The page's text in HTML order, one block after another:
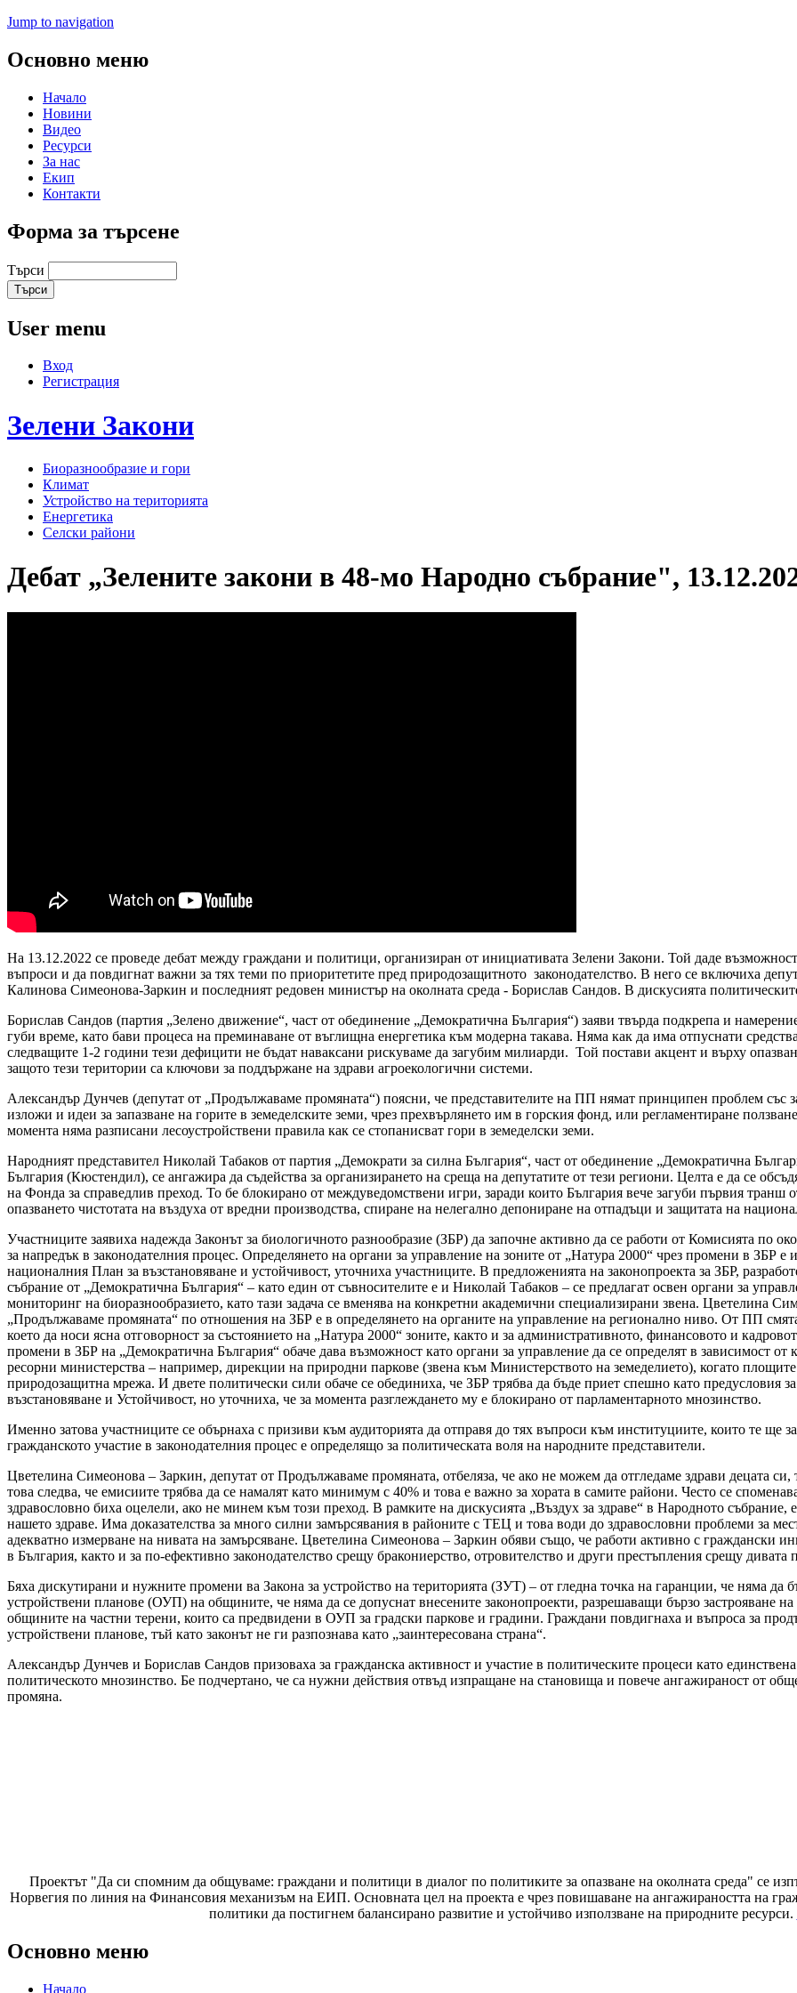
Jump to navigation
Основно меню
Начало
Новини
Видео
Ресурси
За нас
Екип
Контакти
Форма за търсене
Търси
User menu
Вход
Регистрация
Зелени Закони
Биоразнообразие и гори
Климат
Устройство на територията
Енергетика
Селски райони
Дебат „Зелените закони в 48-мо Народно събрание",
На 13.12.2022 се проведе дебат между граждани и политици, организиран от инициативата Зелени Закони. Той даде
въпроси и да повдигнат важни за тях теми по приоритетите пред природозащитното законодателство. В него се включиха
Калинова Симеонова-Заркин и последният редовен министър на околната среда - Борислав Сандов. В дискусията
Борислав Сандов (партия „Зелено движение“, част от обединение „Демократична България“) заяви твърда подкрепа и
губи време, като бави процеса на преминаване от въглищна енергетика към модерна такава. Няма как да има отпуснати
следващите 1-2 години тези дефицити не бъдат наваксани рискуваме да загубим милиарди. Той постави акцент и върху
защото тези територии са ключови за поддържане на здрави агроекологични системи.
Александър Дунчев (депутат от „Продължаваме промяната“) поясни, че представителите на ПП нямат принципен проблем със
изложи и идеи за запазване на горите в земеделските земи, чрез прехвърлянето им в горския фонд, или регламентиране
момента няма разписани лесоустройствени правила как се стопанисват гори в земеделски земи.
Народният представител Николай Табаков от партия „Демократи за силна България“, част от обединение „Демократична
България (Кюстендил), се ангажира да съдейства за организирането на среща на депутатите от тези региони. Целта е да се
на Фонда за справедлив преход. То бе блокирано от междуведомствени игри, заради които България вече загуби първия
опазването чистотата на въздуха от вредни производства, спиране на нелегално депониране на отпадъци и защитата на
Участниците заявиха надежда Законът за биологичното разнообразие (ЗБР) да започне активно да се работи от Комисията по
за напредък в законодателния процес. Определянето на органи за управление на зоните от „Натура 2000“ чрез промени в ЗБР е
националния План за възстановяване и устойчивост, уточниха участниците. В предложенията на законопроекта за ЗБР,
събрание от „Демократична България“ – като един от съвносителите е и Николай Табаков – се предлагат освен органи за
мониторинг на биоразнообразието, като тази задача се вменява на конкретни академични специализирани звена. Цветелина
„Продължаваме промяната“ по отношения на ЗБР е в определянето на органите на управление на регионално ниво. От ПП
което да носи ясна отговорност за състоянието на „Натура 2000“ зоните, както и за административното, финансовото и
промени в ЗБР на „Демократична България“ обаче дава възможност като органи за управление да се определят в зависимост
ресорни министерства – например, дирекции на природни паркове (звена към Министерството на земеделието), когато
природозащитна мрежа. И двете политически сили обаче се обединиха, че ЗБР трябва да бъде приет спешно като предусловия
възстановяване и Устойчивост, но уточниха, че за момента разглеждането му е блокирано от парламентарното мнозинство.
Именно затова участниците се обърнаха с призиви към аудиторията да отправя до тях въпроси към институциите, които те ще
гражданското участие в законодателния процес е определящо за политическата воля на народните представители.
Цветелина Симеонова – Заркин, депутат от Продължаваме промяната, отбеляза, че ако не можем да отгледаме здрави децата
това следва, че емисиите трябва да се намалят като минимум с 40% и това е важно за хората в самите райони. Често се
здравословно биха оцелели, ако не минем към този преход. В рамките на дискусията „Въздух за здраве“ в Народното събрание,
нашето здраве. Има доказателства за много силни замърсявания в районите с ТЕЦ и това води до здравословни проблеми за
адекватно измерване на нивата на замърсяване. Цветелина Симеонова – Заркин обяви също, че работи активно с граждански
в България, както и за по-ефективно законодателство срещу бракониерство, отровителство и други престъпления срещу дивата
Бяха дискутирани и нужните промени ва Закона за устройство на територията (ЗУТ) – от гледна точка на гаранции, че няма
устройствени планове (ОУП) на общините, че няма да се допуснат внесените законопроекти, разрешаващи бързо застрояване
общините на частни терени, които са предвидени в ОУП за градски паркове и градини. Граждани повдигнаха и въпроса за
устройствени планове, тъй като законът не ги разпознава като „заинтересована страна“.
Александър Дунчев и Борислав Сандов призоваха за гражданска активност и участие в политическите процеси като
политическото мнозинство. Бе подчертано, че са нужни действия отвъд изпращане на становища и повече ангажираност от
промяна.
Проектът "Да си спомним да общуваме: граждани и политици в диалог по политиките за опазване на околната среда" се
Норвегия по линия на Финансовия механизъм на ЕИП. Основната цел на проекта е чрез повишаване на ангажираността на
политики да постигнем балансирано развитие и устойчиво използване на природните ресурси.
Основно меню
Начало